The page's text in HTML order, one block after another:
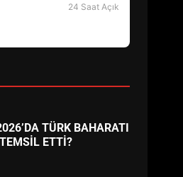
24 Saat Açık
GEÇİYOR: GÖZLER
TÜRK BAHARATI
ETTİ?